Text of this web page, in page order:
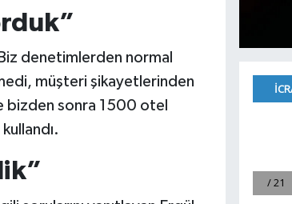
denetimlerden normal
müşteri şikayetlerinden
bizden sonra 1500 otel